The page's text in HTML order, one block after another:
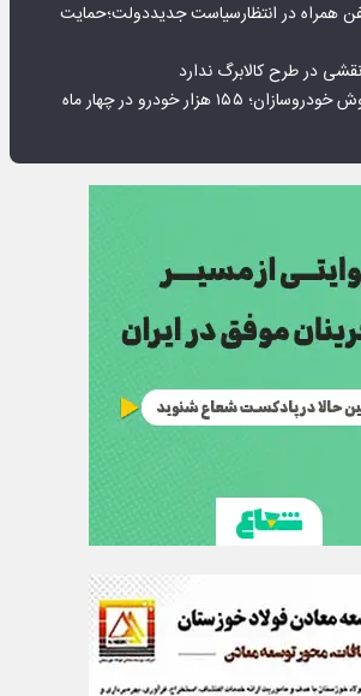
همراه در انتظارسیاست جدیددولت؛حمایت
در طرح کالابرگ ندارد
افت ۳۴ درصدی فروش خودروسازان؛ ۱۵۵ هزار خودرو در چهار ماه